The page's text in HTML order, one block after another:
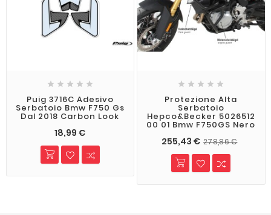
    
Puig 3716C Adesivo
Serbatoio Bmw F750 Gs
Dal 2018 Carbon Look
18,99 €
    
Protezione Alta
Serbatoio
Hepco&Becker 5026512
00 01 Bmw F750GS Nero
255,43 € 278,86 €